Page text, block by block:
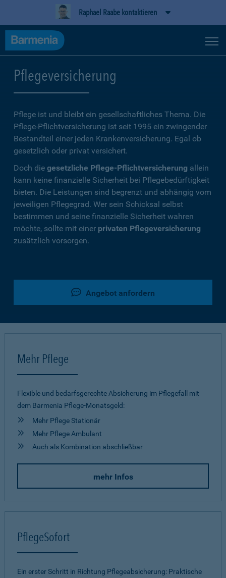
Raphael Raabe kontaktieren
Pflegeversicherung
Pflege ist und bleibt ein gesellschaftliches Thema. Die
Pflege-Pflichtversicherung ist seit 1995 ein zwingender
Bestandteil einer jeden Krankenversicherung. Egal ob
gesetzlich oder privat versichert.
Doch die gesetzliche Pflege-Pflichtversicherung allein
kann keine finanzielle Sicherheit bei Pflegebedürftigkeit
bieten. Die Leistungen sind begrenzt und abhängig vom
jeweiligen Pflegegrad. Wer sein Schicksal selbst
bestimmen und seine finanzielle Sicherheit wahren
möchte, sollte mit einer privaten Pflegeversicherung
zusätzlich vorsorgen.
Angebot anfordern
Mehr Pflege
Flexible und bedarfsgerechte Absicherung im Pflegefall mit
dem Barmenia Pflege-Monatsgeld:
Mehr Pflege Stationär
Mehr Pflege Ambulant
Auch als Kombination abschließbar
mehr Infos
PflegeSofort
Ein erster Schritt in Richtung Pflegeab­sicherung: Praktische